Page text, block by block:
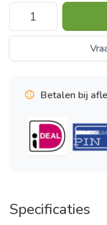
Betalen bij
Specificaties